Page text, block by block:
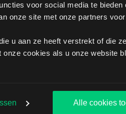
voor social media te bieden
onze site met onze partners
u aan ze heeft verstrekt of die
cookies als u onze website
Alle cookies
koers
risico’s
LYNX Morning
Technische
Ik wil graag de
nieuwsbrieven
aan te melden